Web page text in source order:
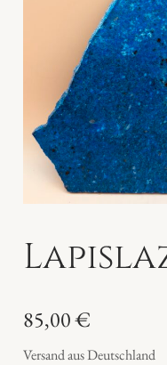
85,00€
Versand aus Deutschland